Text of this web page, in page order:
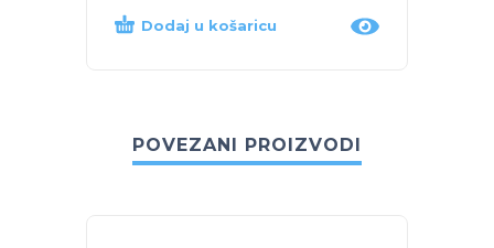
Dodaj u košaricu
POVEZANI PROIZVODI